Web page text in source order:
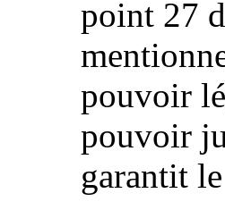
point 27
pouvoir
pouvoir
garantit